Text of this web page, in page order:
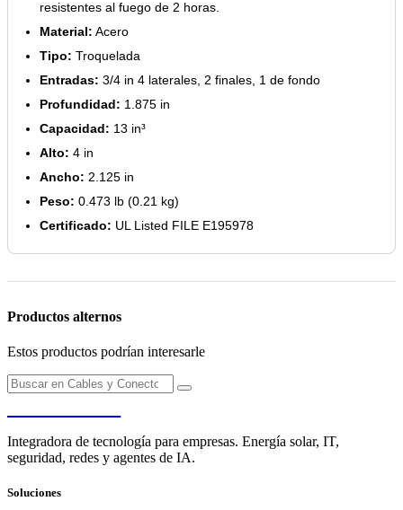
resistentes al fuego de 2 horas.
Material: Acero
Tipo: Troquelada
Entradas: 3/4 in 4 laterales, 2 finales, 1 de fondo
Profundidad: 1.875 in
Capacidad: 13 in³
Alto: 4 in
Ancho: 2.125 in
Peso: 0.473 lb (0.21 kg)
Certificado: UL Listed FILE E195978
Productos alternos
Estos productos podrían interesarle
Integradora de tecnología para empresas. Energía solar, IT,
seguridad, redes y agentes de IA.
Soluciones